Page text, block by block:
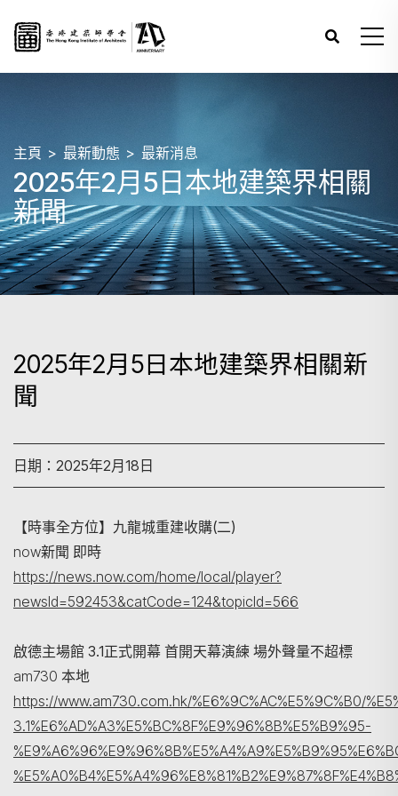
主頁 最新動態 最新消息
2025年2月5日本地建築界相關
新聞
2025年2月5日本地建築界相關新
聞
日期：2025年2月18日
【時事全方位】九龍城重建收購(二)
now新聞 即時
https://news.now.com/home/local/player?
newsId=592453&catCode=124&topicId=566
啟德主場館 3.1正式開幕 首開天幕演練 場外聲量不超標
am730 本地
https://www.am730.com.hk/%E6%9C%AC%E5%9C%B0/
3.1%E6%AD%A3%E5%BC%8F%E9%96%8B%E5%B9%95-